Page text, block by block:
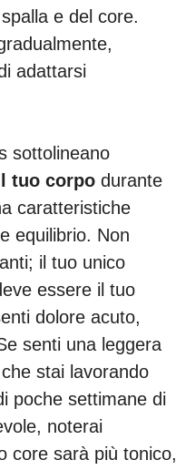
e del core.
adattarsi
sottolineano
tuo corpo durante
caratteristiche
equilibrio. Non
il tuo unico
essere il tuo
dolore acuto,
senti una leggera
stai lavorando
poche settimane di
noterai
core sarà più tonico,